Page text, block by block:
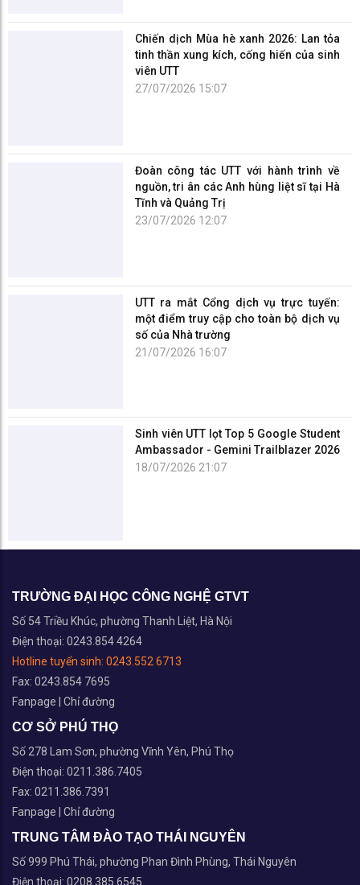
Chiến dịch Mùa hè xanh 2026: Lan tỏa
tinh thần xung kích, cống hiến của sinh
viên UTT
27/07/2026 15:07
Tĩnh và Quảng Trị
23/07/2026 12:07
số của Nhà trường
21/07/2026 16:07
18/07/2026 21:07
Điện thoại: 0243.854 4264
Hotline tuyển sinh:0243.552 6713
Fax: 0243.854 7695
Fanpage|Chỉ đường
CƠ SỞ PHÚ THỌ
Điện thoại: 0211.386.7405
Fax: 0211.386.7391
Fanpage| Chỉ đường
TRUNG TÂM ĐÀO TẠO THÁI NGUYÊN
Điện thoại: 0208.385.6545
Fax: 0208.374.6975